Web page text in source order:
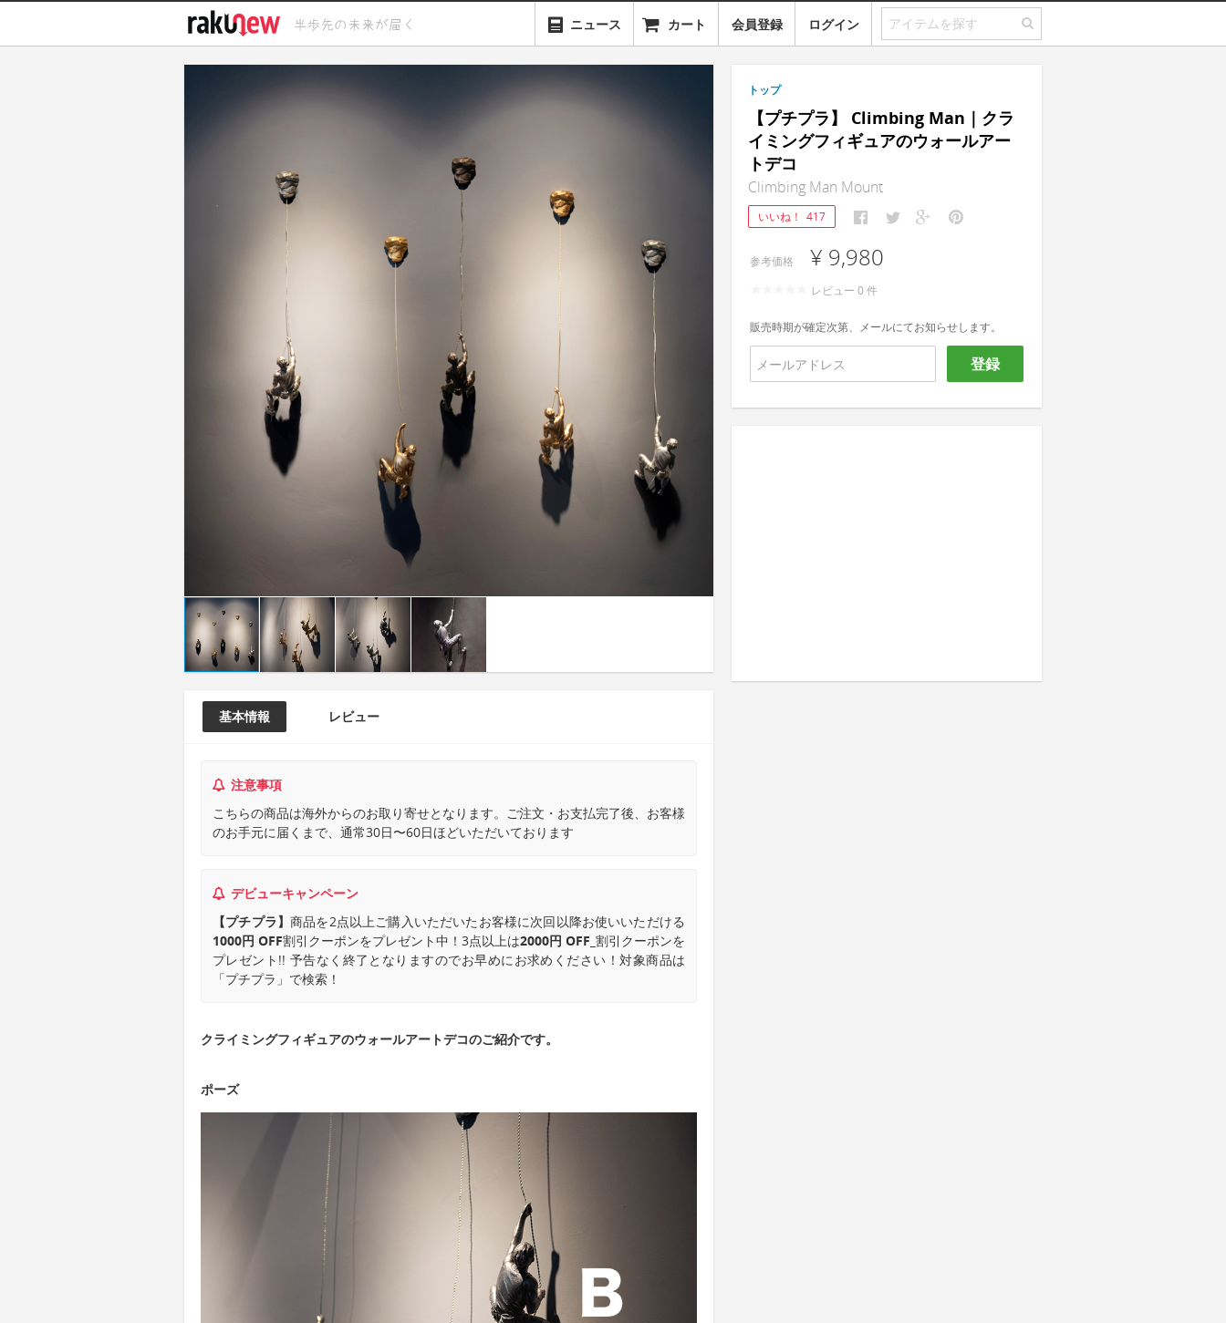
ニュース カート 会員登録 ログイン
基本情報 レビュー
注意事項
こちらの商品は海外からのお取り寄せとなります。ご注文・お支払完了後、お客様
のお手元に届くまで、通常30日〜60日ほどいただいております
デビューキャンペーン
【プチプラ】 商品を2点以上ご購入いただいたお客様に次回以降お使いいただける
1000円 OFF割引クーポンをプレゼント中！3点以上は2000円 OFF_ 割引クーポンを
プレゼント!! 予告なく終了となりますのでお早めにお求めください！対象商品は
「プチプラ」で検索！
クライミングフィギュアのウォールアートデコのご紹介です。
ポーズ
トップ
【プチプラ】 Climbing Man｜クラ
イミングフィギュアのウォールアー
トデコ
Climbing Man Mount
いいね！ 417
参考価格 ¥ 9,980
レビュー 0 件
販売時期が確定次第、メールにてお知らせします。
登録